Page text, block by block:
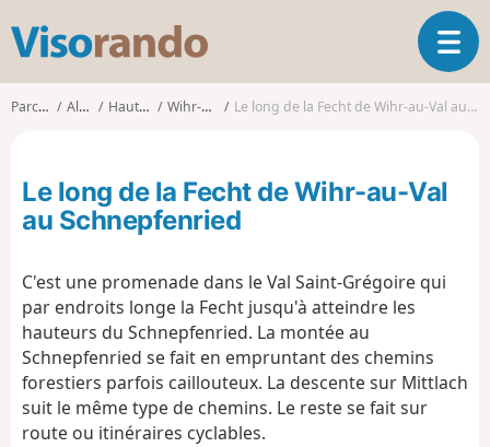
s
d
o
O
u
i
Parcours Alsace Haut-Rhin Wihr-au-Val Le long de la Fecht de Wihr-au-Val au Schnepfenried
Le long de la Fecht de Wihr-au-Val
au Schnepfenried
C'est une promenade dans le Val Saint-Grégoire qui
par endroits longe la Fecht jusqu'à atteindre les
hauteurs du Schnepfenried. La montée au
Schnepfenried se fait en empruntant des chemins
forestiers parfois caillouteux. La descente sur Mittlach
suit le même type de chemins. Le reste se fait sur
route ou itinéraires cyclables.